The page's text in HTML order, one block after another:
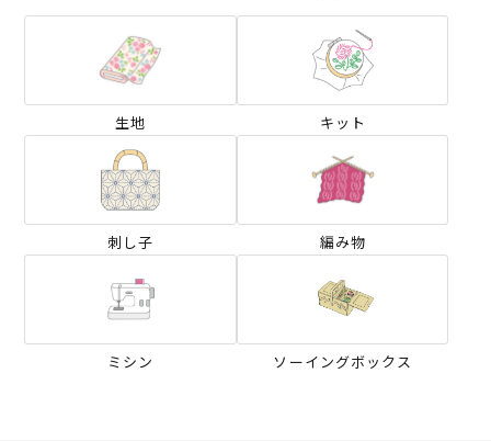
生地 キット
刺し子 編み物
ミシン ソーイングボックス